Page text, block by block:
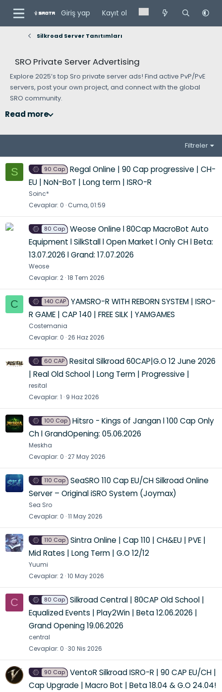
Giriş yap Kayıt ol
Silkroad Server Tanıtımları
SRO Private Server Advertising
Explore 2025’s top Sro private server ads! Find active PvP/PvE
servers, post your own project, and connect with the global
SRO community.
Read more
Filtreler
S 90 Cap
Regal Online | 90 Cap progressive | CH-
EU | NoN-BoT | Long term | ISRO-R
Soinc*
Cevaplar 0 Cuma, 01:59
80 Cap
Weose Online l 80Cap MacroBot Auto
Equipment l SilkStall l Open Market l Only CH l Beta:
13.07.2026 l Grand: 17.07.2026
Weose
Cevaplar 2 18 Tem 2026
C 140 CAP
YAMSRO-R WITH REBORN SYSTEM | ISRO-
R GAME | CAP 140 | FREE SILK | YAMGAMES
Costemania
Cevaplar 0 26 Haz 2026
60 CAP
Resital Silkroad 60CAP|G.O 12 June 2026
| Real Old School | Long Term | Progressive |
resital
Cevaplar 1 9 Haz 2026
100 Cap
Hitsro - Kings of Jangan l 100 Cap Only
Ch l GrandOpening: 05.06.2026
Meskha
Cevaplar 0 27 May 2026
110 Cap
SeaSRO 110 Cap EU/CH Silkroad Online
Server – Original iSRO System (Joymax)
Sea Sro
Cevaplar 0 11 May 2026
110 Cap
Sintra Online | Cap 110 | CH&EU | PVE |
Mid Rates | Long Term | G.O 12/12
Yuumi
Cevaplar 2 10 May 2026
C 80 Cap
Silkroad Central | 80CAP Old School |
Equalized Events | Play2Win | Beta 12.06.2026 |
Grand Opening 19.06.2026
central
Cevaplar 0 30 Nis 2026
90 Cap
VentoR Silkroad ISRO-R | 90 CAP EU/CH |
Cap Upgrade | Macro Bot | Beta 18.04 & G.O 24.04!